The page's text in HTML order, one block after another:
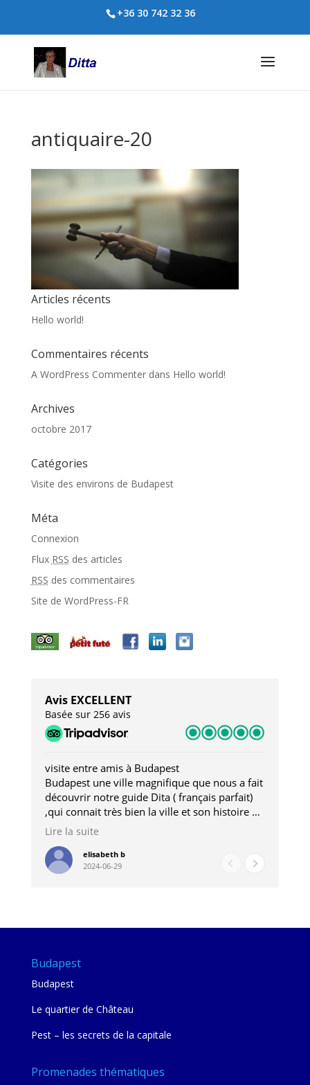
+36 30 742 32 36
antiquaire-20
Articles récents
Hello world!
Commentaires récents
A WordPress Commenterdans Hello world!
Archives
octobre 2017
Catégories
Visite des environs de Budapest
Méta
Connexion
Flux RSS des articles
RSS des commentaires
Site de WordPress-FR
Avis EXCELLENT
Basée sur 256 avis
visite entre amis à Budapest
Budapest une ville magnifique que nous a fait
découvrir notre guide Dita ( français parfait)
,qui connait très bien la ville et son histoire et
qui nous a permis d'accéder à des lieux
pour les restaurants . A la fin de notre séjour
nous étions plus avec une amie qu' une guide
Lire la suite
elisabeth b
2024-06-29
Budapest
Budapest
Le quartier de Château
Pest – les secrets de la capitale
Promenades thématiques